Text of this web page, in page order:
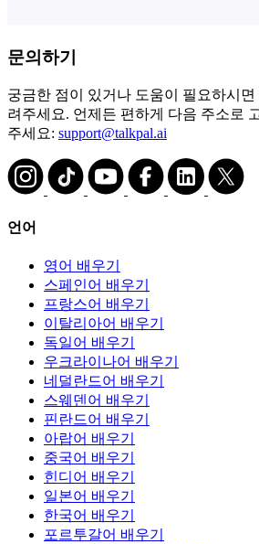
문의하기
궁금한 점이 있거나 도움이 필요하시
려주세요. 언제든 편하게 다음 주소로
주세요: support@talkpal.ai
언어
영어 배우기
스페인어 배우기
프랑스어 배우기
이탈리아어 배우기
독일어 배우기
우크라이나어 배우기
네덜란드어 배우기
스웨덴어 배우기
핀란드어 배우기
아랍어 배우기
중국어 배우기
힌디어 배우기
일본어 배우기
한국어 배우기
포르투갈어 배우기